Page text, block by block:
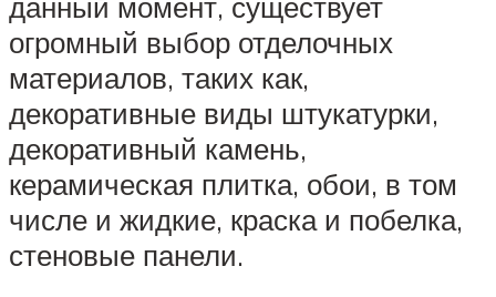
огромный выбор отделочных
материалов, таких как,
декоративные виды штукатурки,
декоративный камень,
керамическая плитка, обои, в том
числе и жидкие, краска и побелка,
стеновые панели.